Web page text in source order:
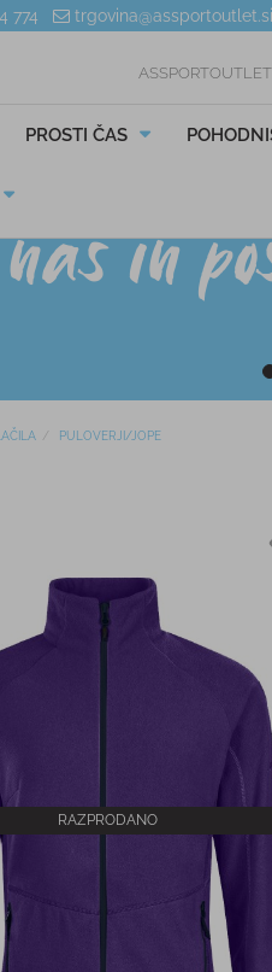
774 trgovina@assportoutlet.si
ASSPORTOUTLET
PROSTI ČAS
PULOVERJI/JOPE
RAZPRODANO